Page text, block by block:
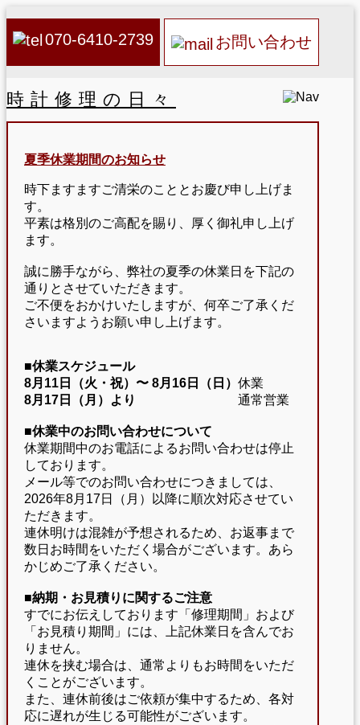
070-6410-2739 お問い合わせ
時計修理の日々
夏季休業期間のお知らせ
時下ますますご清栄のこととお慶び申し上げま
す。
平素は格別のご高配を賜り、厚く御礼申し上げ
ます。
誠に勝手ながら、弊社の夏季の休業日を下記の
通りとさせていただきます。
ご不便をおかけいたしますが、何卒ご了承くだ
さいますようお願い申し上げます。
■休業スケジュール
8月11日（火・祝）〜 8月16日（日） 休業
8月17日（月）より
通常営業
■休業中のお問い合わせについて
休業期間中のお電話によるお問い合わせは停止
しております。
メール等でのお問い合わせにつきましては、
2026年8月17日（月）以降に順次対応させてい
ただきます。
連休明けは混雑が予想されるため、お返事まで
数日お時間をいただく場合がございます。あら
かじめご了承ください。
■納期・お見積りに関するご注意
すでにお伝えしております「修理期間」および
「お見積り期間」には、上記休業日を含んでお
りません。
連休を挟む場合は、通常よりもお時間をいただ
くことがございます。
また、連休前後はご依頼が集中するため、各対
応に遅れが生じる可能性がございます。